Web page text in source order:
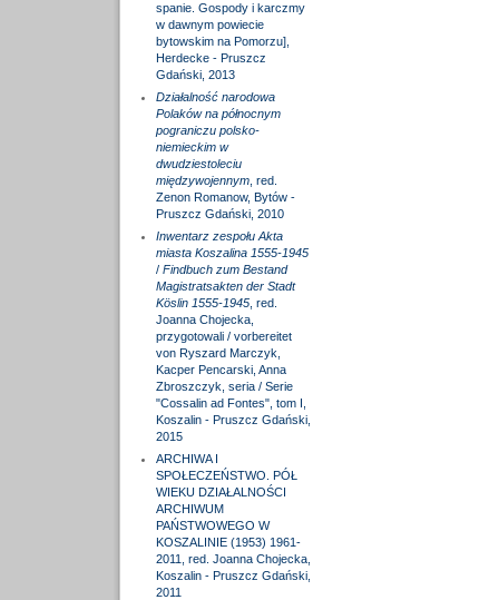
spanie. Gospody i karczmy
w dawnym powiecie
bytowskim na Pomorzu],
Herdecke - Pruszcz
Gdański, 2013
Działalność narodowa
Polaków na północnym
pograniczu polsko-
niemieckim w
dwudziestoleciu
międzywojennym, red.
Zenon Romanow, Bytów -
Pruszcz Gdański, 2010
Inwentarz zespołu Akta
miasta Koszalina 1555-1945
/ Findbuch zum Bestand
Magistratsakten der Stadt
Köslin 1555-1945, red.
Joanna Chojecka,
przygotowali / vorbereitet
von Ryszard Marczyk,
Kacper Pencarski, Anna
Zbroszczyk, seria / Serie
"Cossalin ad Fontes", tom I,
Koszalin - Pruszcz Gdański,
2015
ARCHIWA I
SPOŁECZEŃSTWO. PÓŁ
WIEKU DZIAŁALNOŚCI
ARCHIWUM
PAŃSTWOWEGO W
KOSZALINIE (1953) 1961-
2011, red. Joanna Chojecka,
Koszalin - Pruszcz Gdański,
2011